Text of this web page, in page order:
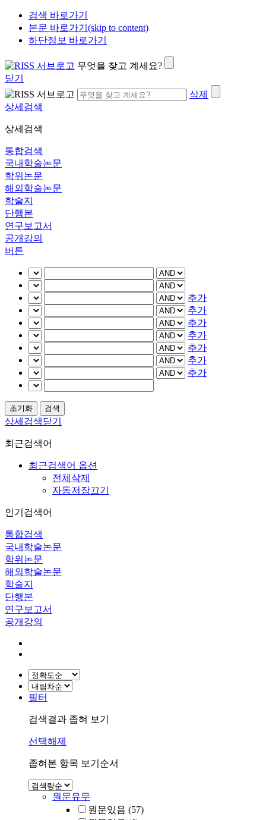
검색 바로가기
본문 바로가기(skip to content)
하단정보 바로가기
무엇을 찾고 계세요?
닫기
삭제
상세검색
상세검색
통합검색
국내학술논문
학위논문
해외학술논문
학술지
단행본
연구보고서
공개강의
버튼
추가
추가
추가
추가
추가
추가
추가
상세검색닫기
최근검색어
최근검색어 옵션
전체삭제
자동저장끄기
인기검색어
통합검색
국내학술논문
학위논문
해외학술논문
학술지
단행본
연구보고서
공개강의
필터
검색결과 좁혀 보기
선택해제
좁혀본 항목 보기순서
원문유무
원문있음 (57)